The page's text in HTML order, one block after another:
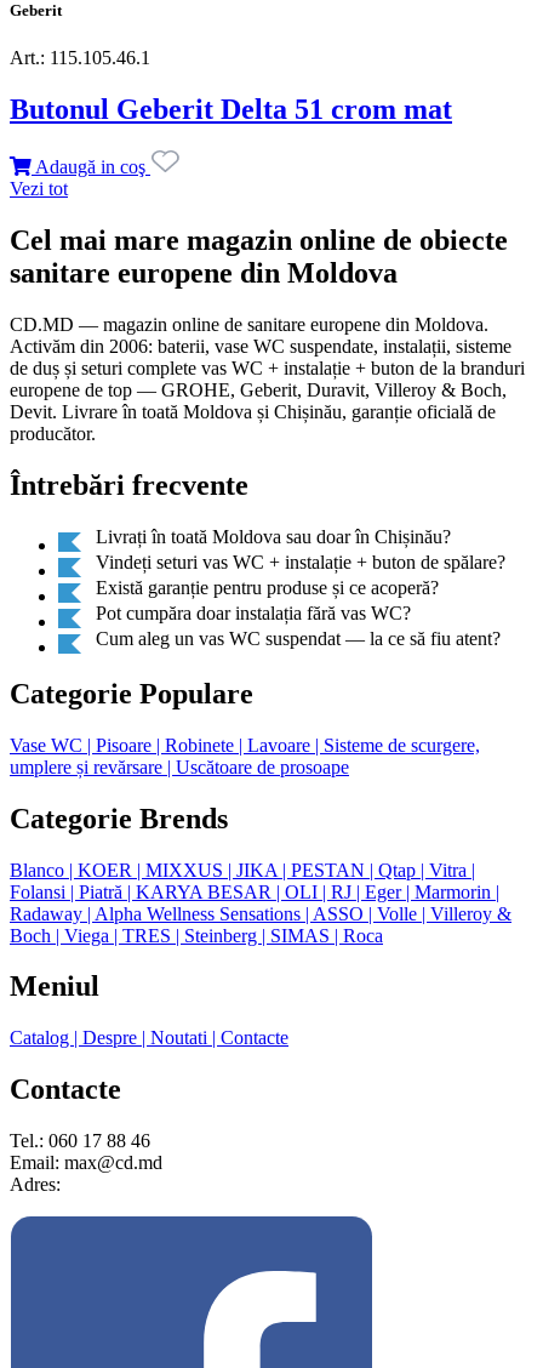
Geberit
Art.: 115.105.46.1
Butonul Geberit Delta 51 crom mat
Adaugă in coş
Vezi tot
Cel mai mare magazin online de obiecte
sanitare europene din Moldova
CD.MD — magazin online de sanitare europene din Moldova.
Activăm din 2006: baterii, vase WC suspendate, instalații, sisteme
de duș și seturi complete vas WC + instalație + buton de la branduri
europene de top — GROHE, Geberit, Duravit, Villeroy & Boch,
Devit. Livrare în toată Moldova și Chișinău, garanție oficială de
producător.
Întrebări frecvente
Livrați în toată Moldova sau doar în Chișinău?
Vindeți seturi vas WC + instalație + buton de spălare?
Există garanție pentru produse și ce acoperă?
Pot cumpăra doar instalația fără vas WC?
Cum aleg un vas WC suspendat — la ce să fiu atent?
Categorie Populare
Vase WC | Pisoare | Robinete | Lavoare | Sisteme de scurgere,
umplere și revărsare | Uscătoare de prosoape
Categorie Brends
Blanco | KOER | MIXXUS | JIKA | PESTAN | Qtap | Vitra |
Folansi | Piatră | KARYA BESAR | OLI | RJ | Eger | Marmorin |
Radaway | Alpha Wellness Sensations | ASSO | Volle | Villeroy &
Boch | Viega | TRES | Steinberg | SIMAS | Roca
Meniul
Catalog | Despre | Noutati | Contacte
Contacte
Tel.: 060 17 88 46
Email: max@cd.md
Adres: